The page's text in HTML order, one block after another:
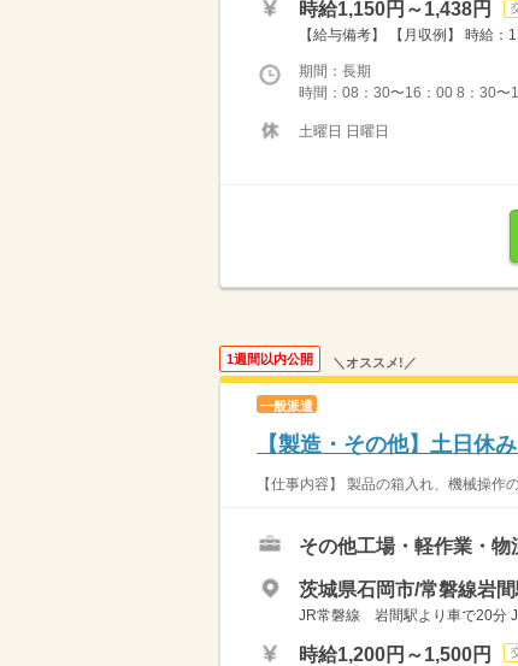
時給1,150円～1,438円
【給与備考】 【月収例】 時給
期間：長期
時間：08：30〜16：00 8：30
土曜日 日曜日
1週間以内公開 ＼オススメ!／
一般派遣
【製造・その他】土日休
【仕事内容】 製品の箱入れ、機械操作
その他工場・軽作業・物
茨城県石岡市/常磐線岩間
JR常磐線 岩間駅より車で20分
時給1,200円～1,500円